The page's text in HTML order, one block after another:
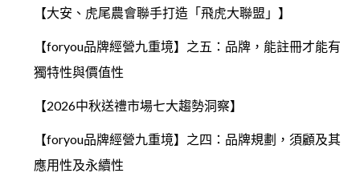
【大安、虎尾農會聯手打造「飛虎大聯盟」】
【foryou品牌經營九重境】之五：品牌，能註冊才能有
獨特性與價值性
【2026中秋送禮市場七大趨勢洞察】
【foryou品牌經營九重境】之四：品牌規劃，須顧及其
應用性及永續性